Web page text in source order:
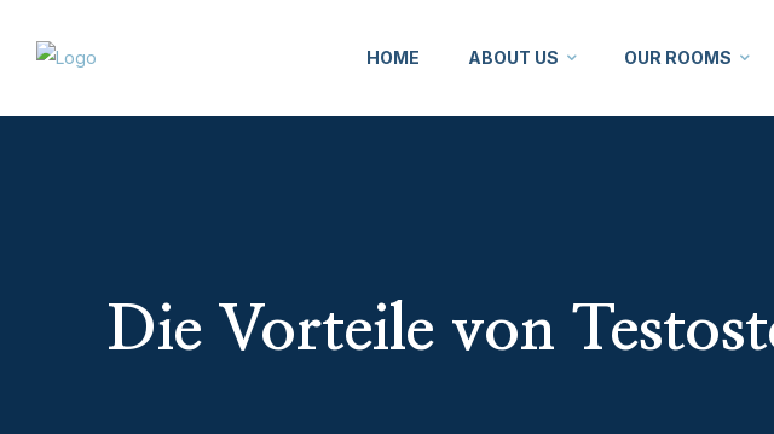
HOME ABOUT US OUR ROOMS
Die Vorteile von